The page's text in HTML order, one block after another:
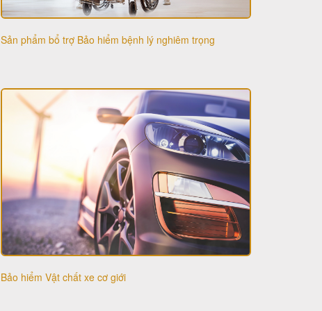
Sản phẩm bổ trợ Bảo hiểm bệnh lý nghiêm trọng
Bảo hiểm Vật chất xe cơ giới